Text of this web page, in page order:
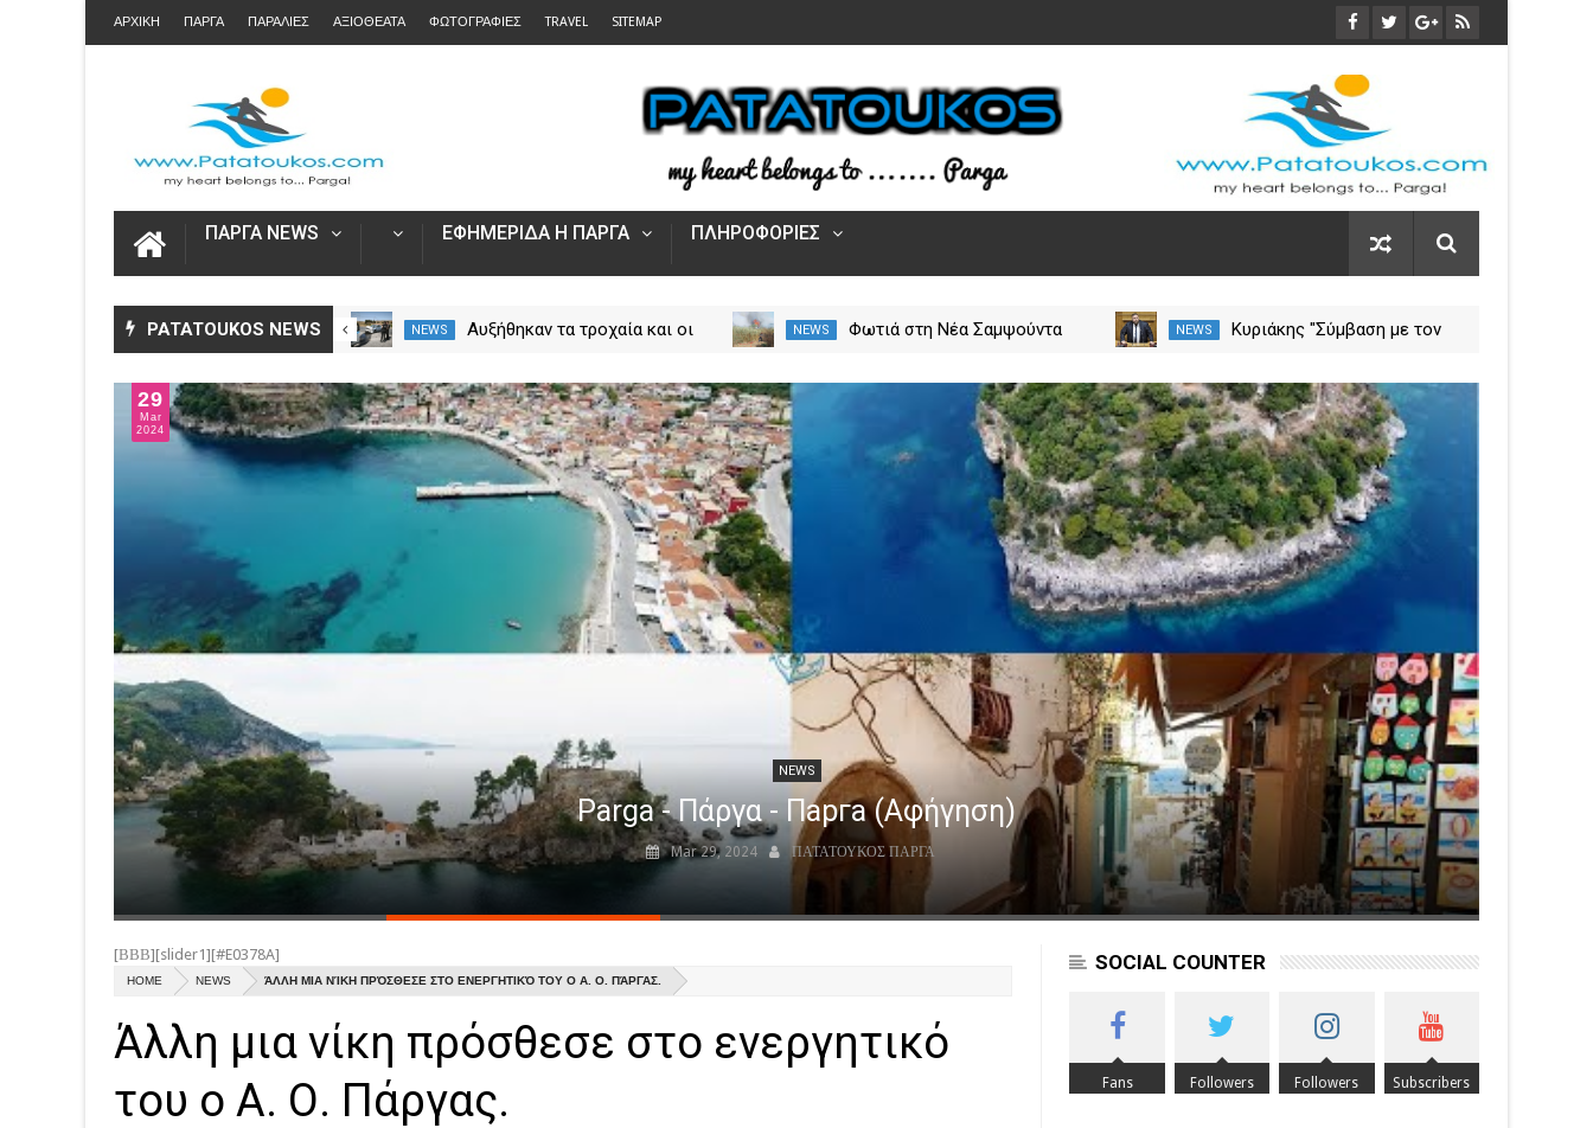
ΑΡΧΙΚΗ ΠΑΡΓΑ ΠΑΡΑΛΙΕΣ ΑΞΙΟΘΕΑΤΑ ΦΩΤΟΓΡΑΦΙΕΣ TRAVEL SITEMAP
ΠΑΡΓΑ NEWS ΕΦΗΜΕΡΙΔΑ Η ΠΑΡΓΑ ΠΛΗΡΟΦΟΡΙΕΣ
PATATOUKOS NEWS
Άνοιξε η πλατφόρμα myAGRO
για τις αγροτικές ενισχύσεις
Ενιαία Αίτηση Ενίσχυσης
NEWS
Αυξήθηκαν τα τροχαία και οι
NEWS
Φωτιά στη Νέα Σαμψούντα
NEWS
Κυριάκης "Σύμβαση με τον
χρηματοδότηση της
λειτουργίας του"
29
Mar
2024
NEWS
Parga - Πάργα - Парга (Αφήγηση)
Mar 29, 2024 ΠΑΤΑΤΟΥΚΟΣ ΠΑΡΓΑ
[ΒΒΒ][slider1][#E0378A]
HOME NEWS ΆΛΛΗ ΜΙΑ ΝΊΚΗ ΠΡΌΣΘΕΣΕ ΣΤΟ ΕΝΕΡΓΗΤΙΚΌ ΤΟΥ Ο Α. Ο. ΠΆΡΓΑΣ.
Άλλη μια νίκη πρόσθεσε στο ενεργητικό
του ο Α. Ο. Πάργας.
SOCIAL COUNTER
Fans Followers Followers Subscribers